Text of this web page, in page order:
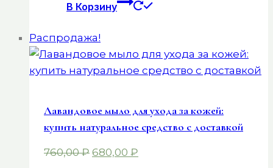
В Корзину
Распродажа!
Лавандовое мыло для ухода за кожей:
купить натуральное средство с доставкой
760,00₽ Первоначальная
680,00 ₽